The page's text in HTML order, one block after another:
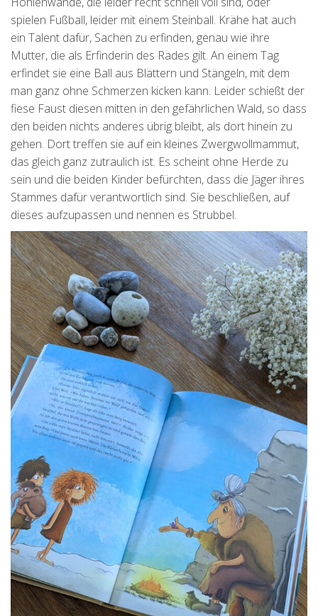
spielen Fußball, leider mit einem Steinball. Krähe hat auch
ein Talent dafür, Sachen zu erfinden, genau wie ihre
Mutter, die als Erfinderin des Rades gilt. An einem Tag
erfindet sie eine Ball aus Blättern und Stängeln, mit dem
man ganz ohne Schmerzen kicken kann. Leider schießt der
fiese Faust diesen mitten in den gefährlichen Wald, so dass
den beiden nichts anderes übrig bleibt, als dort hinein zu
gehen. Dort treffen sie auf ein kleines Zwergwollmammut,
das gleich ganz zutraulich ist. Es scheint ohne Herde zu
sein und die beiden Kinder befürchten, dass die Jäger ihres
Stammes dafür verantwortlich sind. Sie beschließen, auf
dieses aufzupassen und nennen es Strubbel.